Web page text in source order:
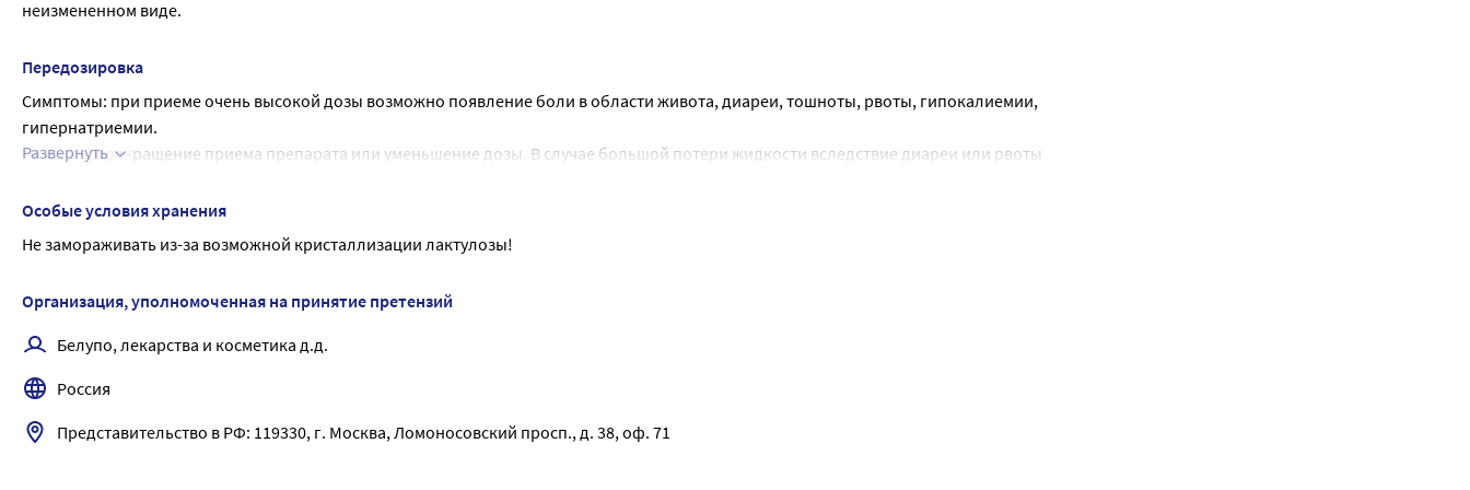
неизмененном виде.
Передозировка
Симптомы: при приеме очень высокой дозы возможно появление боли в области живота, диареи, тошноты, рвоты, гипокалиемии,
гипернатриемии.
Лечение: прекращение приема препарата или уменьшение дозы. В случае большой потери жидкости вследствие диареи или рвоты
Развернуть
Особые условия хранения
Не замораживать из-за возможной кристаллизации лактулозы!
Организация, уполномоченная на принятие претензий
Белупо, лекарства и косметика д.д.
Россия
Представительство в РФ: 119330, г. Москва, Ломоносовский просп., д. 38, оф. 71